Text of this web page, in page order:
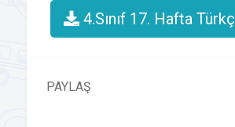
4.Sınıf 17. Hafta
PAYLAŞ